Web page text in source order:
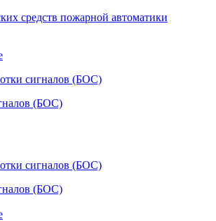
средств пожарной автоматики
(БОС)
(БОС)